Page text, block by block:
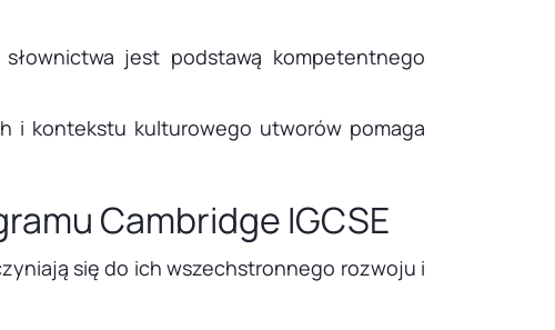
jest podstawą kompetentnego
i kontekstu kulturowego utworów pomaga
Cambridge IGCSE
się do ich wszechstronnego rozwoju i